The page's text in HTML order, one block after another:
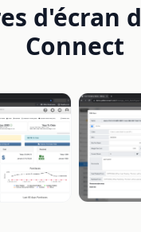
d'écran
Connect